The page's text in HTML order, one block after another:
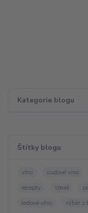
Kategorie blogu
Štítky blogu
víno sudové víno
recepty
steak
ledové víno
výběr z